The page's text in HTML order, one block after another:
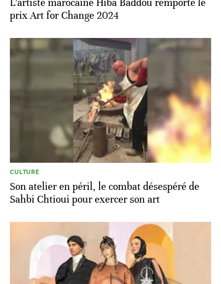
L’artiste marocaine Hiba Baddou remporte le
prix Art for Change 2024
CULTURE
Son atelier en péril, le combat désespéré de
Sahbi Chtioui pour exercer son art